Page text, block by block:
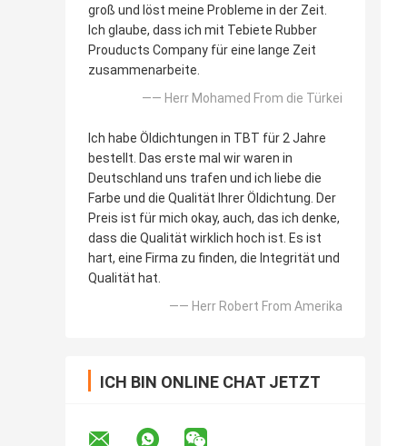
groß und löst meine Probleme in der Zeit.
Ich glaube, dass ich mit Tebiete Rubber
Prouducts Company für eine lange Zeit
zusammenarbeite.
—— Herr Mohamed From die Türkei
Ich habe Öldichtungen in TBT für 2 Jahre
bestellt. Das erste mal wir waren in
Deutschland uns trafen und ich liebe die
Farbe und die Qualität Ihrer Öldichtung. Der
Preis ist für mich okay, auch, das ich denke,
dass die Qualität wirklich hoch ist. Es ist
hart, eine Firma zu finden, die Integrität und
Qualität hat.
—— Herr Robert From Amerika
ICH BIN ONLINE CHAT JETZT